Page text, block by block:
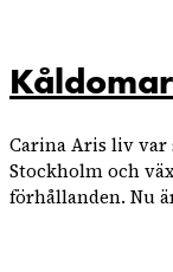
Carina Aris liv var
Stockholm och
förhållanden. Nu